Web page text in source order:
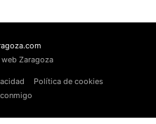
Zaragoza
Política de cookies